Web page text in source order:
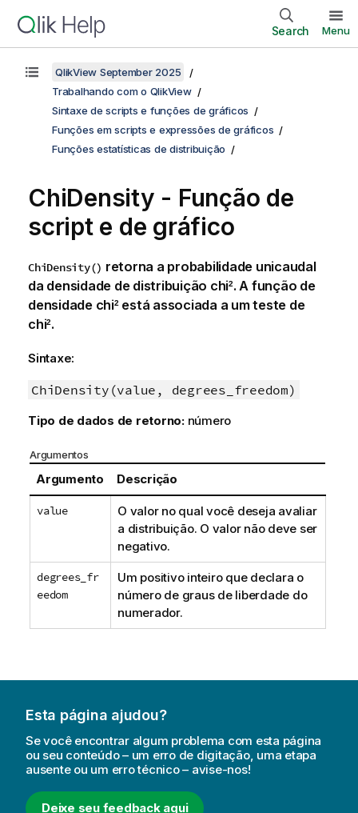
Search Menu
QlikView September 2025
Trabalhando com o QlikView
Sintaxe de scripts e funções de gráficos
Funções em scripts e expressões de gráficos
Funções estatísticas de distribuição
ChiDensity - Função de
script e de gráfico
ChiDensity() retorna a probabilidade unicaudal
da densidade de distribuição chi2. A função de
densidade chi2está associada a um teste de
chi2.
Sintaxe:
ChiDensity(value, degrees_freedom)
Tipo de dados de retorno: número
Argumentos
Argumento Descrição
value
O valor no qual você deseja avaliar
a distribuição. O valor não deve ser
negativo.
degrees_fr
eedom
Um positivo inteiro que declara o
número de graus de liberdade do
numerador.
Esta página ajudou?
Se você encontrar algum problema com esta página
ou seu conteúdo – um erro de digitação, uma etapa
ausente ou um erro técnico – avise-nos!
Deixe seu feedback aqui